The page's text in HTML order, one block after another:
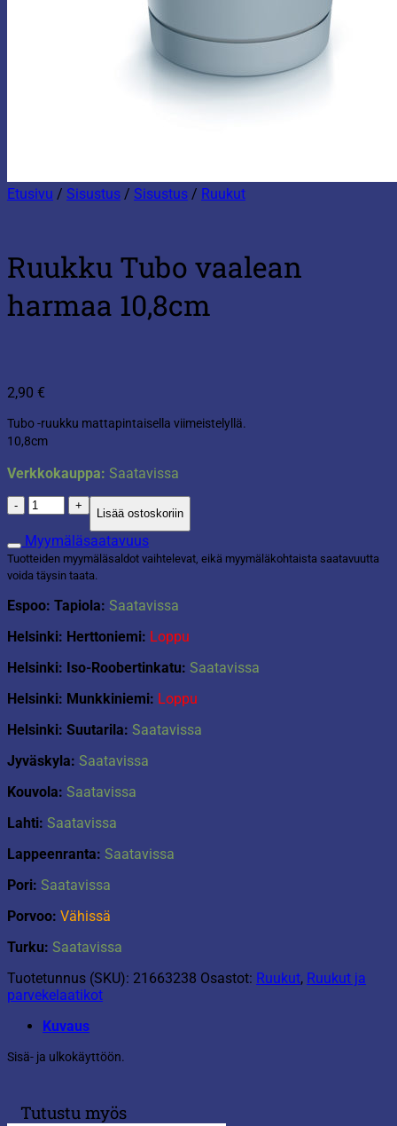
Etusivu / Sisustus / Sisustus / Ruukut
Ruukku Tubo vaalean
harmaa 10,8cm
2,90 €
Tubo -ruukku mattapintaisella viimeistelyllä.
10,8cm
Verkkokauppa: Saatavissa
Ruukku
Tubo
vaalean
harmaa
10,8cm
määrä
Lisää ostoskoriin
Myymäläsaatavuus
Tuotteiden myymäläsaldot vaihtelevat, eikä myymäläkohtaista saatavuutta
voida täysin taata.
Espoo: Tapiola: Saatavissa
Helsinki: Herttoniemi: Loppu
Helsinki: Iso-Roobertinkatu: Saatavissa
Helsinki: Munkkiniemi: Loppu
Helsinki: Suutarila: Saatavissa
Jyväskyla: Saatavissa
Kouvola: Saatavissa
Lahti: Saatavissa
Lappeenranta: Saatavissa
Pori: Saatavissa
Porvoo: Vähissä
Turku: Saatavissa
Tuotetunnus (SKU): 21663238 Osastot: Ruukut, Ruukut ja
parvekelaatikot
Kuvaus
Sisä- ja ulkokäyttöön.
Tutustu myös